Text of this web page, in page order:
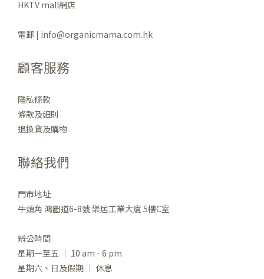
HKTV mall網店
電郵 | info@organicmama.com.hk
顧客服務
隱私條款
條款及細則
退換貨及購物
聯絡我們
門市地址
牛頭角 鴻圖道6-8號 樂居工業大廈 5樓C室
辨公時間
星期一至五 ｜ 10 am - 6 pm
星期六、日及假期 ｜ 休息